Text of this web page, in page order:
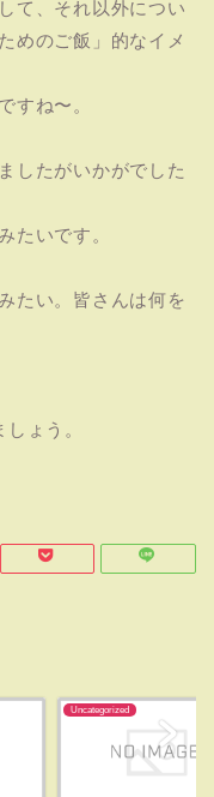
て、それ以外につい
めのご飯」的なイメ
すね〜。
したがいかがでした
たいです。
たい。皆さんは何を
ょう。
Uncategorized